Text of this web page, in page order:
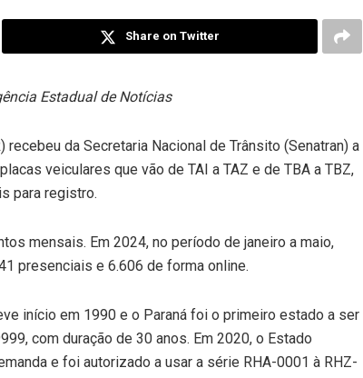
Share on Twitter
Estadual de Notícias
da Secretaria Nacional de Trânsito (Senatran) a
veiculares que vão de TAI a TAZ e de TBA a TBZ,
para registro.
mensais. Em 2024, no período de janeiro a maio,
presenciais e 6.606 de forma online.
início em 1990 e o Paraná foi o primeiro estado a ser
com duração de 30 anos. Em 2020, o Estado
e foi autorizado a usar a série RHA-0001 à RHZ-